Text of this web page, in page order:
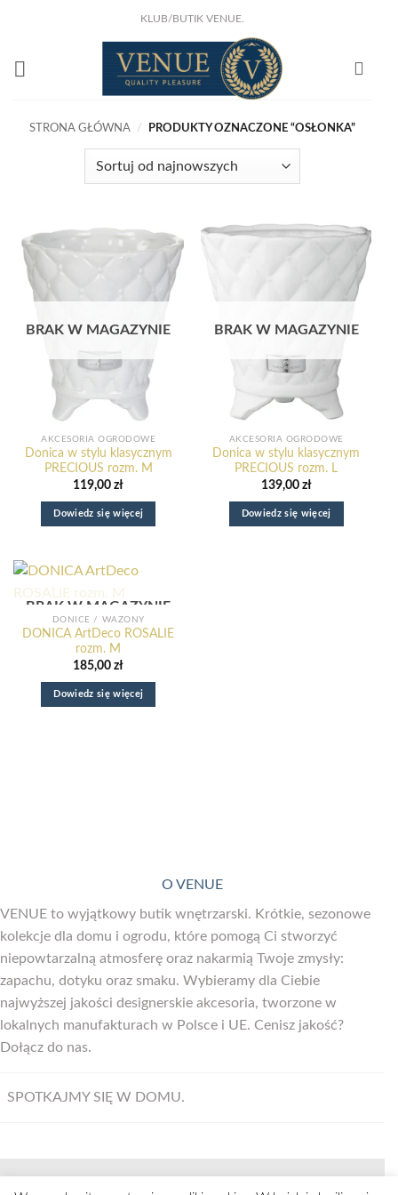
KLUB/BUTIK VENUE.
STRONA GŁÓWNA / PRODUKTY OZNACZONE “OSŁONKA”
BRAK W MAGAZYNIE
AKCESORIA OGRODOWE
Donica w stylu klasycznym
PRECIOUS rozm. M
119,00zł
Dowiedz się więcej
BRAK W MAGAZYNIE
AKCESORIA OGRODOWE
Donica w stylu klasycznym
PRECIOUS rozm. L
139,00 zł
Dowiedz się więcej
BRAK W MAGAZYNIE
DONICE / WAZONY
DONICA ArtDeco ROSALIE
rozm. M
185,00zł
Dowiedz się więcej
O VENUE
VENUE to wyjątkowy butik wnętrzarski. Krótkie, sezonowe
kolekcje dla domu i ogrodu, które pomogą Ci stworzyć
niepowtarzalną atmosferę oraz nakarmią Twoje zmysły:
zapachu, dotyku oraz smaku. Wybieramy dla Ciebie
najwyższej jakości designerskie akcesoria, tworzone w
lokalnych manufakturach w Polsce i UE. Cenisz jakość?
Dołącz do nas.
SPOTKAJMY SIĘ W DOMU.
NOWA KSIĄŻKA Joanny Marciniak Wróblewskiej
Już w sprzedaży!
Nowy e-book o odzyskaniu domu z nadmiaru rzeczy.
Dowiedz się więcej
w
stylu